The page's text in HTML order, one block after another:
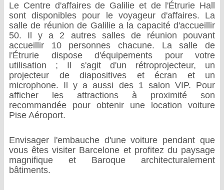
Le Centre d'affaires de Galilie et de l'Étrurie Hall
sont disponibles pour le voyageur d'affaires. La
salle de réunion de Galilie a la capacité d'accueillir
50. Il y a 2 autres salles de réunion pouvant
accueillir 10 personnes chacune. La salle de
l'Étrurie dispose d'équipements pour votre
utilisation ; Il s'agit d'un rétroprojecteur, un
projecteur de diapositives et écran et un
microphone. Il y a aussi des 1 salon VIP. Pour
afficher les attractions à proximité son
recommandée pour obtenir une location voiture
Pise Aéroport.
Envisager l'embauche d'une voiture pendant que
vous êtes visiter Barcelone et profitez du paysage
magnifique et Baroque architecturalement
bâtiments.